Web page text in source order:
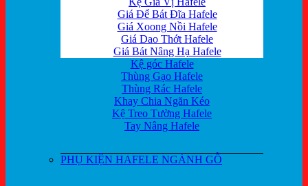
Giá Để Bát Đĩa Hafele
Giá Xoong Nồi Hafele
Giá Dao Thớt Hafele
Giá Bát Nâng Hạ Hafele
Kệ góc Hafele
Thùng Gạo Hafele
Thùng Rác Hafele
Khay Chia Ngăn Kéo
Kệ Treo Tường Hafele
Tay Nâng Hafele
PHỤ KIỆN HAFELE NGÀNH GỖ